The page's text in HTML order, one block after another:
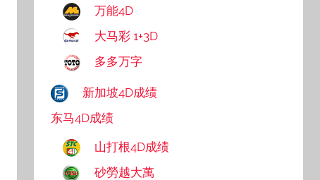
万能4D
大马彩 1+3D
多多万字
新加坡4D成绩
东马4D成绩
山打根4D成绩
砂勞越大萬